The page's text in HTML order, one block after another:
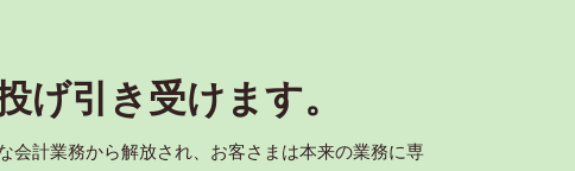
げ引き受けます。
会計業務から解放され、お客さまは本来の業務に専